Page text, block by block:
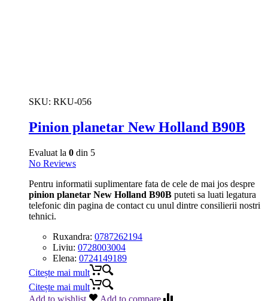
SKU: RKU-056
Pinion planetar New Holland B90B
Evaluat la 0 din 5
No Reviews
Pentru informatii suplimentare fata de cele de mai jos despre
pinion planetar New Holland B90B puteti sa luati legatura
telefonic din pagina de contact cu unul dintre consilierii nostri
tehnici.
Ruxandra: 0787262194
Liviu: 0728003004
Elena: 0724149189
Citește mai mult
Citește mai mult
Add to wishlist
Add to compare